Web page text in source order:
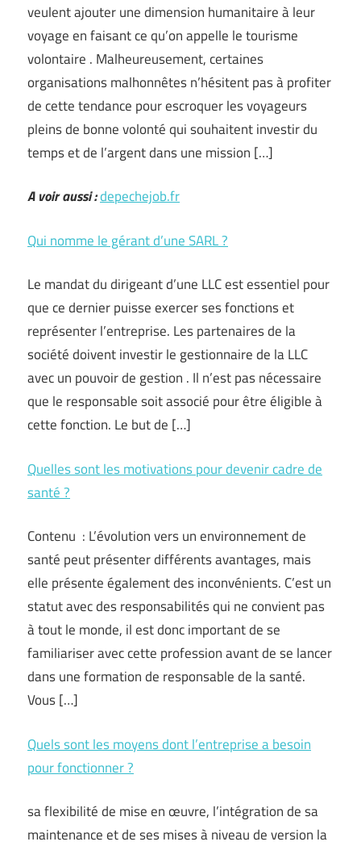
veulent ajouter une dimension humanitaire à leur
voyage en faisant ce qu’on appelle le tourisme
volontaire . Malheureusement, certaines
organisations malhonnêtes n’hésitent pas à profiter
de cette tendance pour escroquer les voyageurs
pleins de bonne volonté qui souhaitent investir du
temps et de l’argent dans une mission […]
A voir aussi :depechejob.fr
Qui nomme le gérant d’une SARL ?
Le mandat du dirigeant d’une LLC est essentiel pour
que ce dernier puisse exercer ses fonctions et
représenter l’entreprise. Les partenaires de la
société doivent investir le gestionnaire de la LLC
avec un pouvoir de gestion . Il n’est pas nécessaire
que le responsable soit associé pour être éligible à
cette fonction. Le but de […]
Quelles sont les motivations pour devenir cadre de
santé ?
Contenu : L’évolution vers un environnement de
santé peut présenter différents avantages, mais
elle présente également des inconvénients. C’est un
statut avec des responsabilités qui ne convient pas
à tout le monde, il est donc important de se
familiariser avec cette profession avant de se lancer
dans une formation de responsable de la santé.
Vous […]
Quels sont les moyens dont l’entreprise a besoin
pour fonctionner ?
sa flexibilité de mise en œuvre, l’intégration de sa
maintenance et de ses mises à niveau de version la